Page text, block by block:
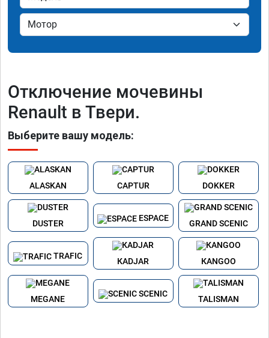
Отключение мочевины
Renault в Твери.
Выберите вашу модель:
ALASKAN САРTUR DOKKER
DUSTER
ЕSРАCE
GRAND SCЕNIС
TRAFIC
КАDJАR КАNGОО
МЕGАNЕ
SСЕNIС
ТАLISMАN